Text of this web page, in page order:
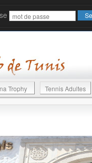
Trophy Tennis Adultes